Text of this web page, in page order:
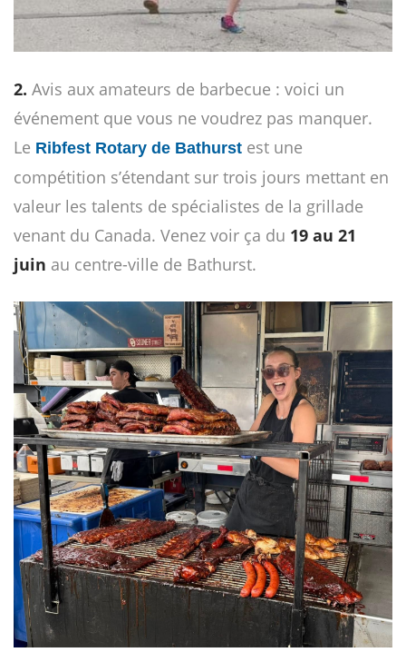
2. Avis aux amateurs de barbecue : voici un
événement que vous ne voudrez pas manquer.
Le Ribfest Rotary de Bathurst est une
compétition s’étendant sur trois jours mettant en
valeur les talents de spécialistes de la grillade
venant du Canada. Venez voir ça du 19 au 21
juin au centre-ville de Bathurst.